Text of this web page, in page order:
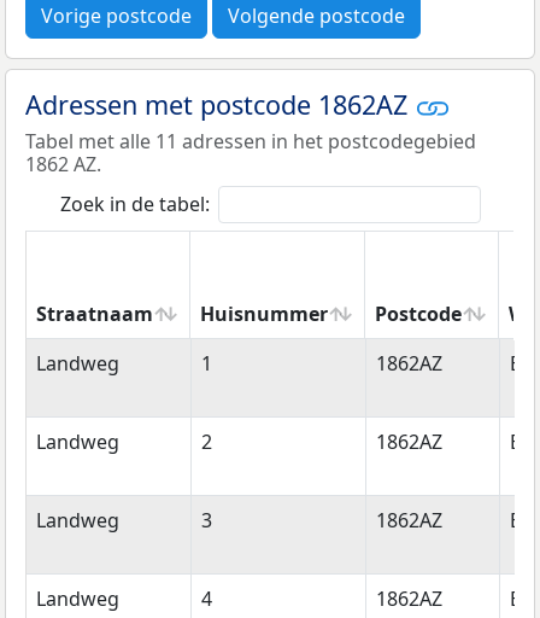
Vorige postcode Volgende postcode
Adressen met postcode 1862AZ
Tabel met alle 11 adressen in het postcodegebied
1862 AZ.
Zoek in de tabel:
Straatnaam Huisnummer Postcode
Straatnaam
Huisnummer Postcode
Landweg 1 1862AZ
Landweg 2 1862AZ
Landweg 3 1862AZ
Landweg 4 1862AZ